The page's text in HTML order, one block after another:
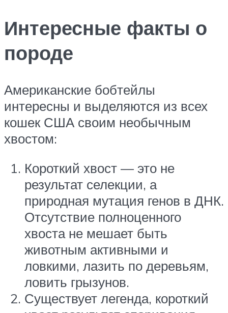
Интересные факты о
породе
Американские бобтейлы
интересны и выделяются из всех
кошек США своим необычным
хвостом:
Короткий хвост — это не
результат селекции, а
природная мутация генов в ДНК.
Отсутствие полноценного
хвоста не мешает быть
животным активными и
ловкими, лазить по деревьям,
ловить грызунов.
Существует легенда, короткий